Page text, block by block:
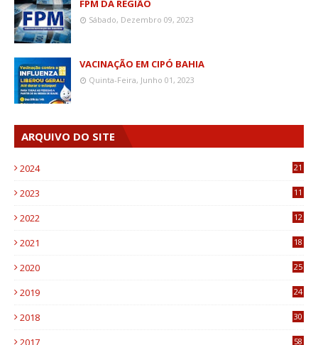
FPM DA REGIÃO
Sábado, Dezembro 09, 2023
VACINAÇÃO EM CIPÓ BAHIA
Quinta-Feira, Junho 01, 2023
ARQUIVO DO SITE
2024 21
2023
11
2022
12
2021
18
2020
25
2019
24
2018
30
58